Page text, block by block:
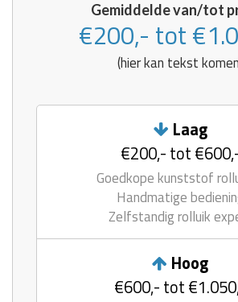
Gemiddelde van/tot
€200,- tot
(hier kan tekst
Laag
€200,- tot
Goedkope kunststof
Handmatige
Zelfstandig rolluik
Hoog
€600,- tot